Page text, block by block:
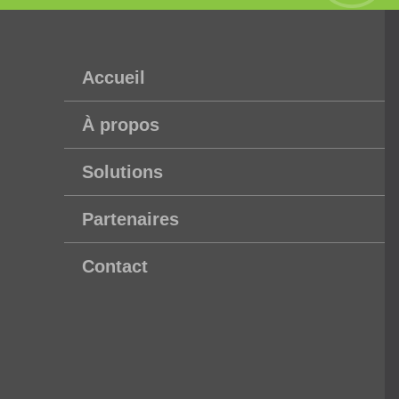
Accueil
À propos
Solutions
Partenaires
Contact